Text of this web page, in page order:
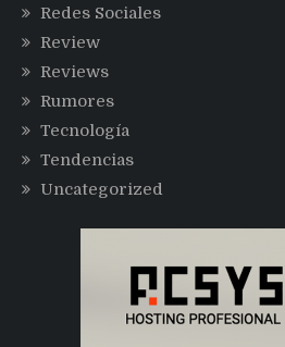
Redes Sociales
Review
Reviews
Rumores
Tecnología
Tendencias
Uncategorized